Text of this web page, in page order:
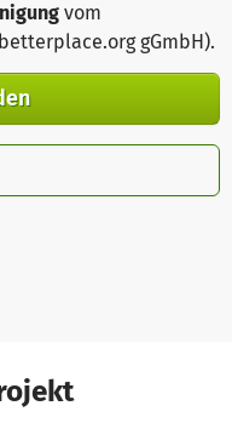
vom
gGmbH).